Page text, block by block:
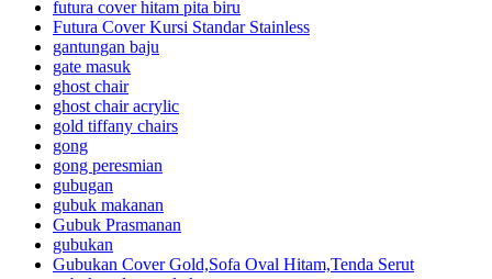
futura cover hitam pita biru
Futura Cover Kursi Standar Stainless
gantungan baju
gate masuk
ghost chair
ghost chair acrylic
gold tiffany chairs
gong
gong peresmian
gubugan
gubuk makanan
Gubuk Prasmanan
gubukan
Gubukan Cover Gold,Sofa Oval Hitam,Tenda Serut